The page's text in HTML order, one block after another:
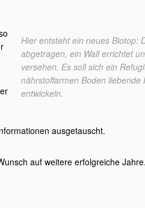
Hier entsteht ein neues Biotop:
abgetragen, ein Wall errichtet
versehen. Es soll sich ein
nährstoffarmen Boden liebende
entwickeln.
ausgetauscht.
auf weitere erfolgreiche Jahre.